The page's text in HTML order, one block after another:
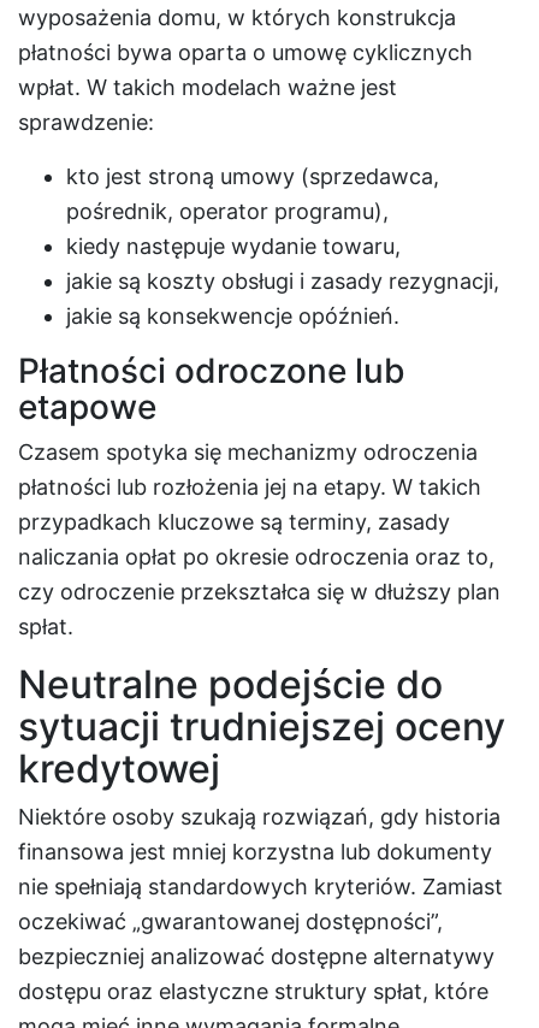
wyposażenia domu, w których konstrukcja
płatności bywa oparta o umowę cyklicznych
wpłat. W takich modelach ważne jest
sprawdzenie:
kto jest stroną umowy (sprzedawca,
pośrednik, operator programu),
kiedy następuje wydanie towaru,
jakie są koszty obsługi i zasady rezygnacji,
jakie są konsekwencje opóźnień.
Płatności odroczone lub
etapowe
Czasem spotyka się mechanizmy odroczenia
płatności lub rozłożenia jej na etapy. W takich
przypadkach kluczowe są terminy, zasady
naliczania opłat po okresie odroczenia oraz to,
czy odroczenie przekształca się w dłuższy plan
spłat.
Neutralne podejście do
sytuacji trudniejszej oceny
kredytowej
Niektóre osoby szukają rozwiązań, gdy historia
finansowa jest mniej korzystna lub dokumenty
nie spełniają standardowych kryteriów. Zamiast
oczekiwać „gwarantowanej dostępności”,
bezpieczniej analizować dostępne alternatywy
dostępu oraz elastyczne struktury spłat, które